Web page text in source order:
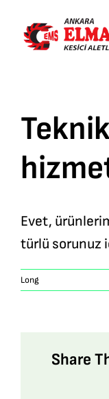
content
Evet,
türlü sorunuz
Long
Share